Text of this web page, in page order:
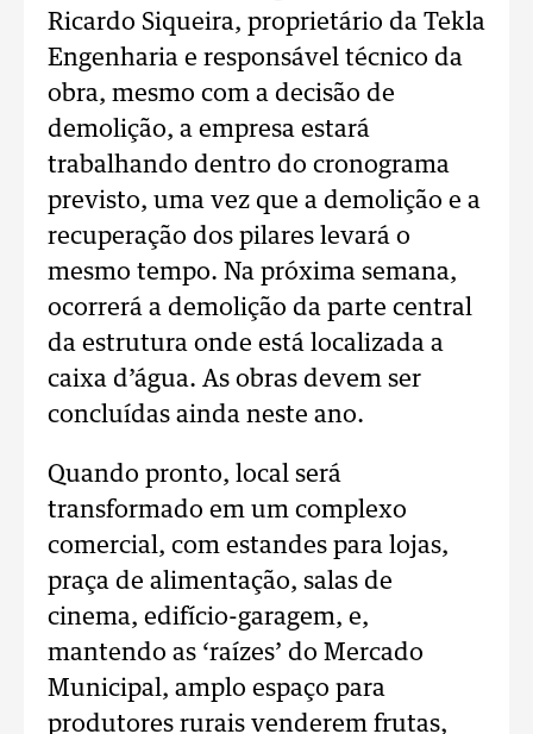
Ricardo Siqueira, proprietário da Tekla
Engenharia e responsável técnico da
obra, mesmo com a decisão de
demolição, a empresa estará
trabalhando dentro do cronograma
previsto, uma vez que a demolição e a
recuperação dos pilares levará o
mesmo tempo. Na próxima semana,
ocorrerá a demolição da parte central
da estrutura onde está localizada a
caixa d’água. As obras devem ser
concluídas ainda neste ano.
Quando pronto, local será
transformado em um complexo
comercial, com estandes para lojas,
praça de alimentação, salas de
cinema, edifício-garagem, e,
mantendo as ‘raízes’ do Mercado
Municipal, amplo espaço para
produtores rurais venderem frutas,